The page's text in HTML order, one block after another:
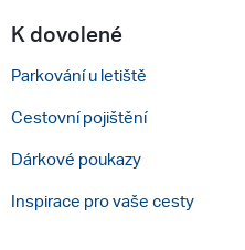
K dovolené
Parkování u letiště
Cestovní pojištění
Dárkové poukazy
Inspirace pro vaše cesty